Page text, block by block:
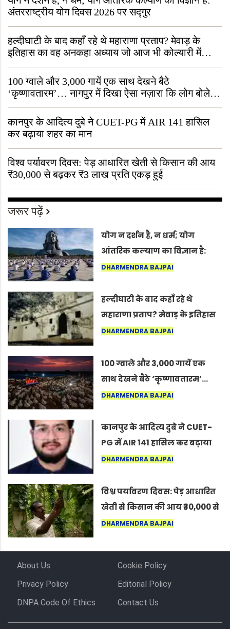
अंतरराष्ट्रीय योग दिवस 2026 पर सद्गुर
हल्दीघाटी के बाद कहाँ रहे थे महाराणा प्रताप? मेवाड़ के
इतिहास का वह अनकहा अध्याय जो आज भी कोल्यारी में
जीवित है
100 ग्वाले और 3,000 गायें एक साथ देखने बैठे
‘कृष्णावतारम’… नागपुर में दिखा ऐसा नज़ारा कि लोग बोले,
“ऐसा तो सिर्फ़ कृष्ण ही कर सकते हैं”
कानपुर के आदित्य दुबे ने CUET-PG में AIR 141 हासिल
कर बढ़ाया शहर का मान
विश्व पर्यावरण दिवस: पेड़ आधारित खेती से किसान की आय
₹30,000 से बढ़कर ₹3 लाख प्रति एकड़ हुई
जरूर पढ़ें
योग न दर्शन है, न धर्म; योग
आंतरिक कल्याण का विज्ञान है:
अंतरराष्ट्रीय योग दिवस 2026 पर
DHARMENDRA BAJPAI
हल्दीघाटी के बाद कहाँ रहे थे
महाराणा प्रताप? मेवाड़ के इतिहास
का वह अनकहा अध्याय जो आज भी
DHARMENDRA BAJPAI
100 ग्वाले और 3,000 गायें एक
साथ देखने बैठे ‘कृष्णावतारम’…
नागपुर में दिखा ऐसा नज़ारा कि
कर सकते हैं”
DHARMENDRA BAJPAI
कानपुर के आदित्य दुबे ने CUET-
PG में AIR 141 हासिल कर बढ़ाया
शहर का मान
DHARMENDRA BAJPAI
विश्व पर्यावरण दिवस: पेड़ आधारित
खेती से किसान की आय ₹30,000 से
बढ़कर ₹3 लाख प्रति एकड़ हुई
DHARMENDRA BAJPAI
About Us
Cookie Policy
Privacy Policy
Editorial Policy
DNPA Code Of Ethics
Contact Us